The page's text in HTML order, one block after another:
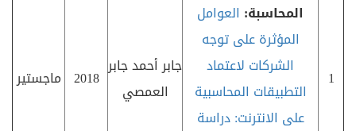
1
المحاسبة: العوامل
المؤثرة على توجه
الشركات لاعتماد
التطبيقات المحاسبية
على الانترنت: دراسة
جابر أحمد جابر
العمصي
2018 ماجستير